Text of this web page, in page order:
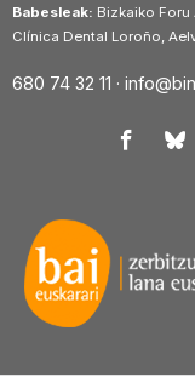
Babesleak: Bizkaiko
Clínica Dental Loroño,
680 74 32 11 ·